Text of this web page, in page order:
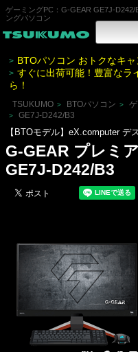
ゲーミングPC：G-GEAR GE7J-D242/
ングパソコン
> BTOパソコン おトクなキャ
> すぐに出荷可能！豊富なラ
ら！
TSUKUMO > BTOパソコン >
> GE7J-D242/B3
【BTOモデル】eX.computer デ
G-GEAR プレミ
GE7J-D242/B3